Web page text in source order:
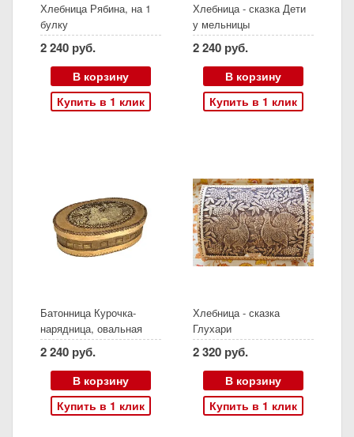
Хлебница Рябина, на 1
булку
2 240 руб.
В корзину
Купить в 1 клик
Хлебница - сказка Дети
у мельницы
2 240 руб.
В корзину
Купить в 1 клик
Батонница Курочка-
нарядница, овальная
2 240 руб.
В корзину
Купить в 1 клик
Хлебница - сказка
Глухари
2 320 руб.
В корзину
Купить в 1 клик